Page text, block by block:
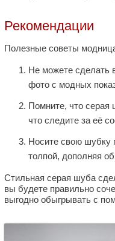
Рекомендации
Полезные советы
Не можете сделать
фото с модных
Помните, что серая
что следите за её
Носите свою шубку
толпой, дополняя
Стильная серая шуба
вы будете правильно
выгодно обыгрывать с